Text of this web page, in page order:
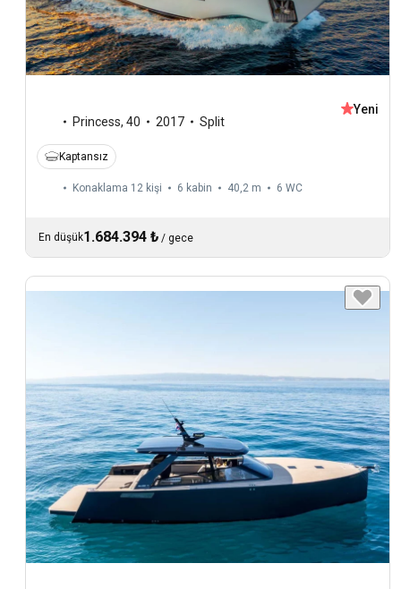
Princess, 40 2017 Split
Yeni
Kaptansız
Konaklama 12 kişi 6 kabin 40,2 m 6 WC
En düşük1.684.394 ₺ / gece